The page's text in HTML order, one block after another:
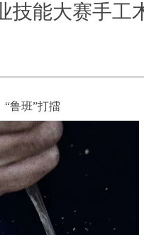
技能大赛手工
“鲁班”打擂